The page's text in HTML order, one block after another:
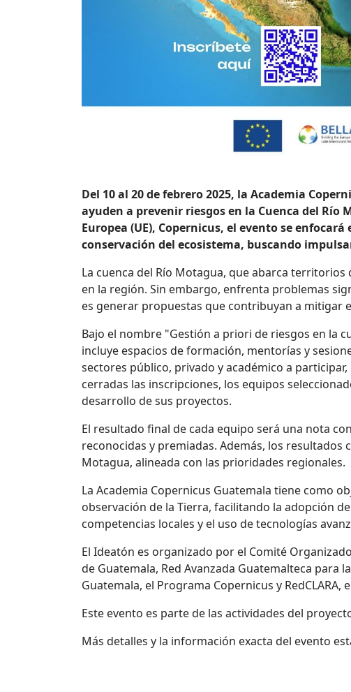
Del 10 al 20 de febrero 2025, la Academia
ayuden a prevenir riesgos en la Cuenca del
Europea (UE), Copernicus, el evento se
conservación del ecosistema, buscando
La cuenca del Río Motagua, que abarca
en la región. Sin embargo, enfrenta problemas
es generar propuestas que contribuyan a mitigar
Bajo el nombre "Gestión a priori de riesgos en la
incluye espacios de formación, mentorías y
sectores público, privado y académico a
cerradas las inscripciones, los equipos
desarrollo de sus proyectos.
El resultado final de cada equipo será una nota
reconocidas y premiadas. Además, los
Motagua, alineada con las prioridades regionales.
La Academia Copernicus Guatemala tiene como
observación de la Tierra, facilitando la adopción
competencias locales y el uso de tecnologías
El Ideatón es organizado por el Comité
de Guatemala, Red Avanzada Guatemalteca para
Guatemala, el Programa Copernicus y RedCLARA,
Este evento es parte de las actividades del
Más detalles y la información exacta del evento